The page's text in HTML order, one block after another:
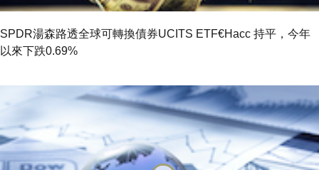
SPDR湯森路透全球可轉換債券UCITS ETF€Hacc 持平，今年
以來下跌0.69%